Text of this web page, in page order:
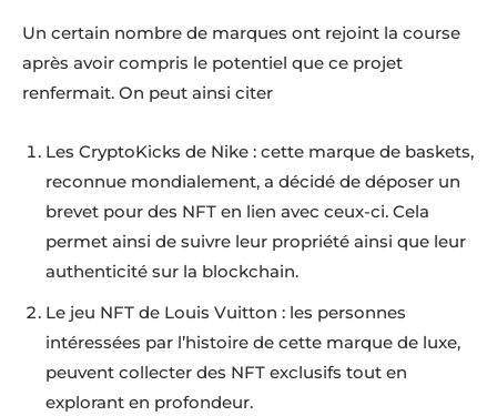
Un certain nombre de marques ont rejoint la course
après avoir compris le potentiel que ce projet
renfermait. On peut ainsi citer
Les CryptoKicks de Nike : cette marque de baskets,
reconnue mondialement, a décidé de déposer un
brevet pour des NFT en lien avec ceux-ci. Cela
permet ainsi de suivre leur propriété ainsi que leur
authenticité sur la blockchain.
Le jeu NFT de Louis Vuitton : les personnes
intéressées par l’histoire de cette marque de luxe,
peuvent collecter des NFT exclusifs tout en
explorant en profondeur.